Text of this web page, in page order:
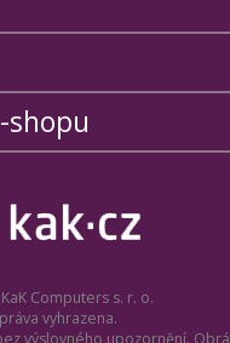
shopu
Computers s. r. o.
vyhrazena.
výslovného upozornění.